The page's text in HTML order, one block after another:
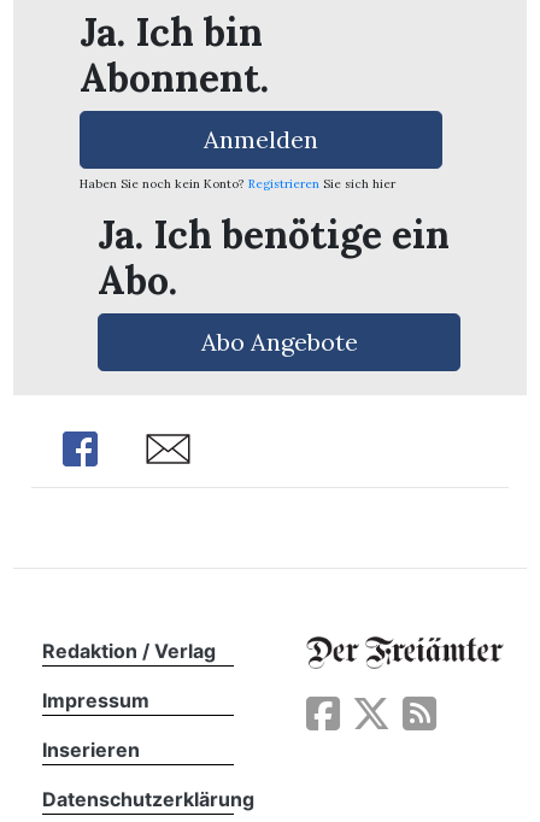
Ja. Ich bin
Abonnent.
Anmelden
Haben Sie noch kein Konto? Registrieren Sie sich hier
Ja. Ich benötige ein
Abo.
Abo Angebote
Share Share
Redaktion / Verlag
Impressum
Inserieren
Datenschutzerklärung